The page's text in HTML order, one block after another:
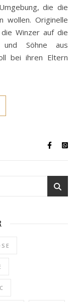
die die
wollen. Originelle
Winzer auf die
und Söhne aus
bei ihren Eltern